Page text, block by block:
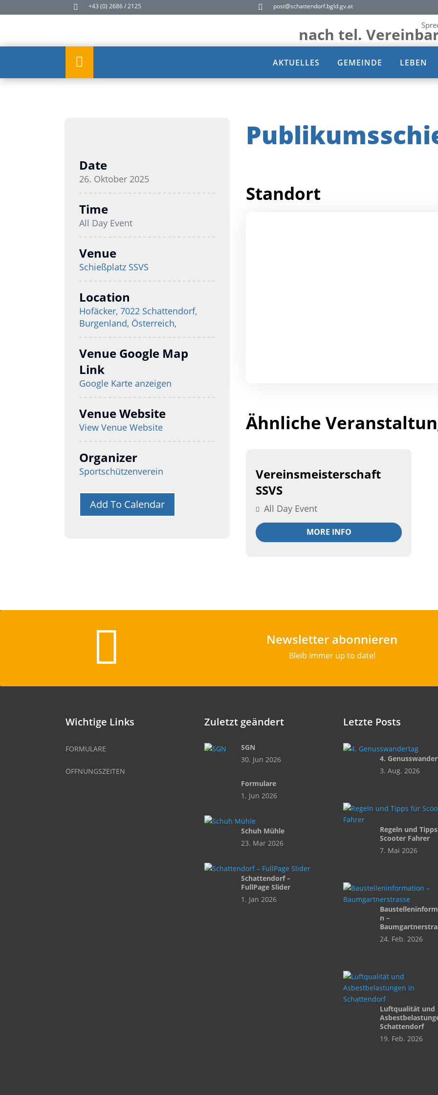
 +43 (0) 2686 / 2125  post@schattendorf.bgld.gv.at
nach tel.
 AKTUELLES GEMEINDE LEBEN
Get Started Today
Date
26. Oktober 2025
Time
All Day Event
Venue
Schießplatz SSVS
Location
Hofäcker, 7022 Schattendorf,
Burgenland, Österreich,
Venue Google Map
Link
Google Karte anzeigen
Venue Website
View Venue Website
Organizer
Sportschützenverein
Add To Calendar
Standort
Ähnliche
26
September
Vereinsmeisterschaft
SSVS
All Day Event
MORE INFO
 Newsletter abonnieren
Bleib immer up to date!
Wichtige Links
FORMULARE
ÖFFNUNGSZEITEN
Zuletzt geändert
SGN
30. Jun 2026
Formulare
1. Jun 2026
Schuh Mühle
23. Mar 2026
Schattendorf –
FullPage Slider
1. Jan 2026
Letzte Posts
4.
3. Aug. 2026
Regeln und
Scooter Fahrer
7. Mai 2026
n –
24. Feb. 2026
Luftqualität und
Schattendorf
19. Feb. 2026